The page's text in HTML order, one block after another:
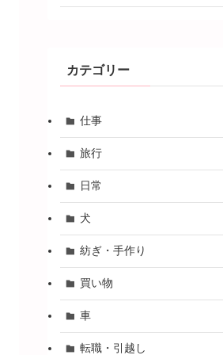
カテゴリー
仕事
旅行
日常
犬
紡ぎ・手作り
買い物
車
転職・引越し